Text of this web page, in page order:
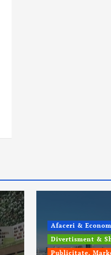
Afaceri &
Divertisment &
Publicitate,